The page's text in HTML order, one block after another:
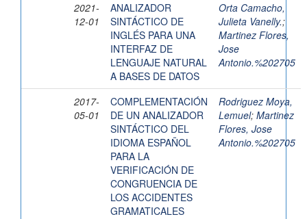
2021-
12-01
ANALIZADOR
SINTÁCTICO DE
INGLÉS PARA UNA
INTERFAZ DE
LENGUAJE NATURAL
A BASES DE DATOS
Orta Camacho,
Julieta Vanelly.;
Martinez Flores,
Jose
Antonio.%202705
2017-
05-01
COMPLEMENTACIÓN
DE UN ANALIZADOR
SINTÁCTICO DEL
IDIOMA ESPAÑOL
PARA LA
VERIFICACIÓN DE
CONGRUENCIA DE
LOS ACCIDENTES
GRAMATICALES
Rodriguez Moya,
Lemuel; Martinez
Flores, Jose
Antonio.%202705